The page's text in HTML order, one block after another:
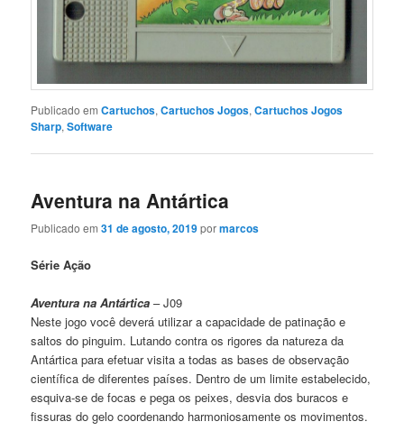
Publicado em Cartuchos,Cartuchos Jogos,Cartuchos Jogos
Sharp,Software
Aventura na Antártica
Publicado em31 de agosto, 2019pormarcos
Série Ação
Aventura na Antártica – J09
Neste jogo você deverá utilizar a capacidade de patinação e
saltos do pinguim. Lutando contra os rigores da natureza da
Antártica para efetuar visita a todas as bases de observação
científica de diferentes países. Dentro de um limite estabelecido,
esquiva-se de focas e pega os peixes, desvia dos buracos e
fissuras do gelo coordenando harmoniosamente os movimentos.